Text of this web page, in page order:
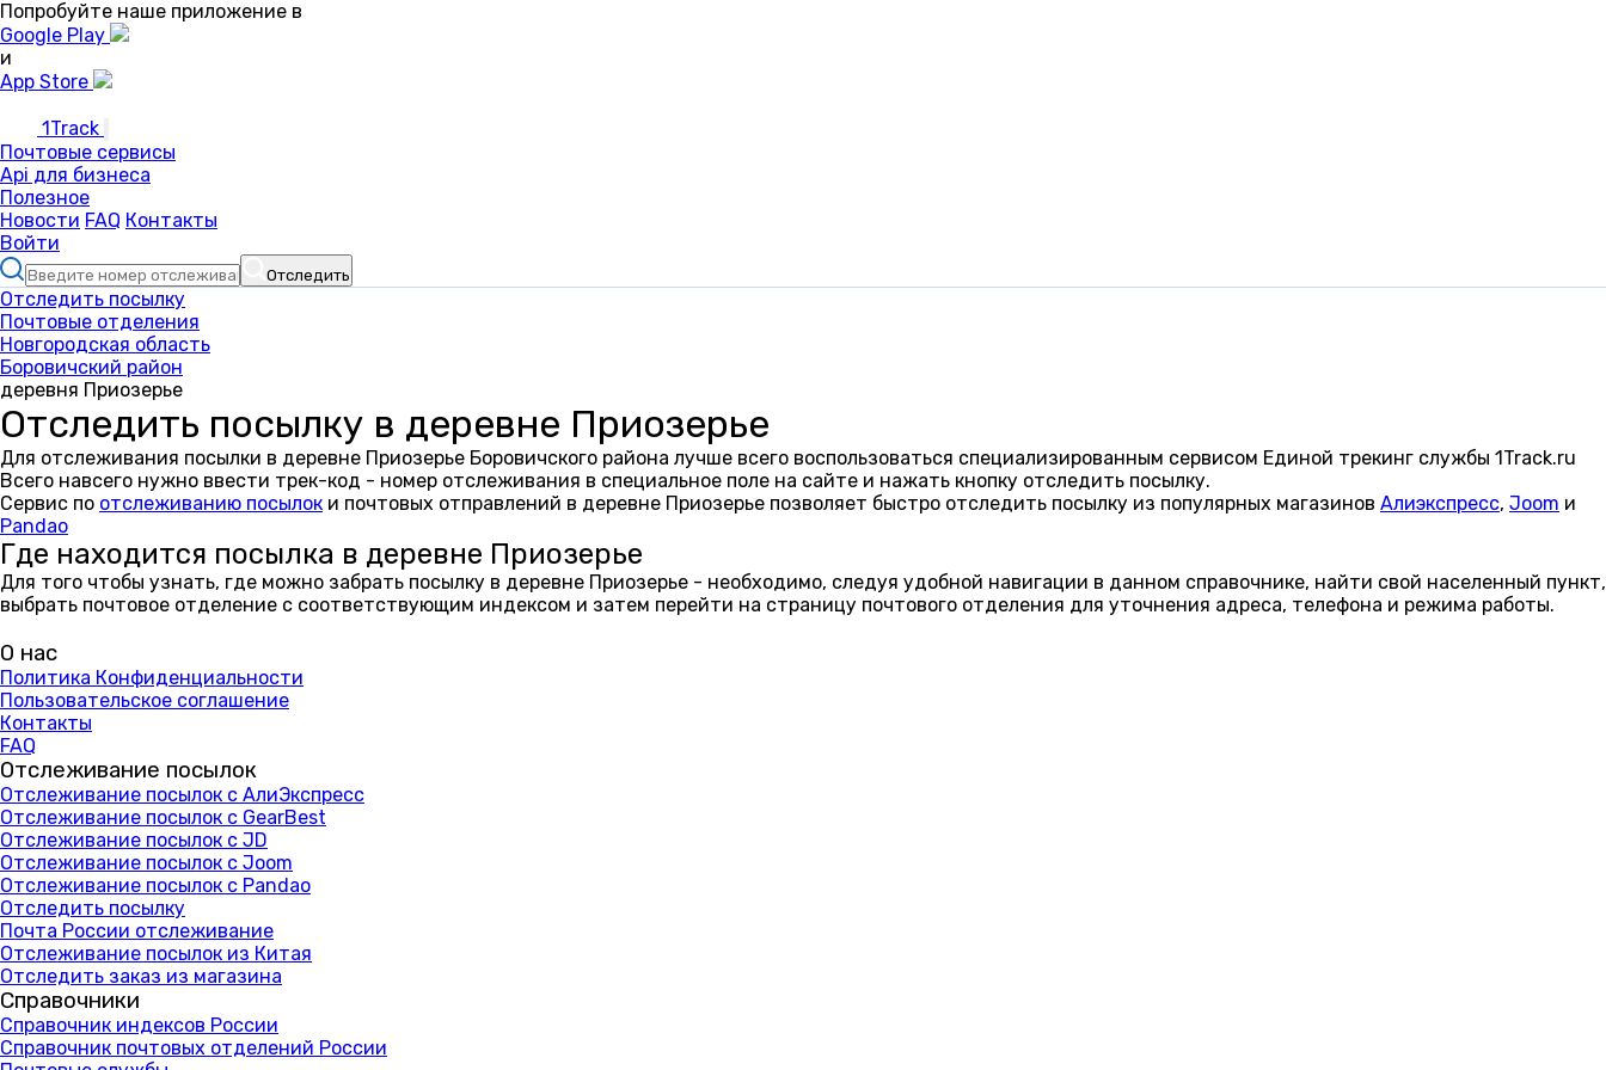
Попробуйте наше приложение в
Google Play
и
App Store
1Track
Почтовые сервисы
Api для бизнеса
Полезное
Новости FAQ Контакты
Войти
Отследить
Отследить посылку
Почтовые отделения
Новгородская область
Боровичский район
деревня Приозерье
Отследить посылку в деревне Приозерье
Для отслеживания посылки в деревне Приозерье Боровичского района лучше всего воспользоваться специализированным сервисом Единой трекинг службы 1Track.ru
Всего навсего нужно ввести трек-код - номер отслеживания в специальное поле на сайте и нажать кнопку отследить посылку.
Сервис по отслеживанию посылок и почтовых отправлений в деревне Приозерье позволяет быстро отследить посылку из популярных магазинов Алиэкспресс, Joom и
Pandao
Где находится посылка в деревне Приозерье
Для того чтобы узнать, где можно забрать посылку в деревне Приозерье - необходимо, следуя удобной навигации в данном справочнике, найти свой населенный пункт,
выбрать почтовое отделение с соответствующим индексом и затем перейти на страницу почтового отделения для уточнения адреса, телефона и режима работы.
О нас
Политика Конфиденциальности
Пользовательское соглашение
Контакты
FAQ
Отслеживание посылок
Отслеживание посылок с АлиЭкспресс
Отслеживание посылок с GearBest
Отслеживание посылок с JD
Отслеживание посылок с Joom
Отслеживание посылок с Pandao
Отследить посылку
Почта России отслеживание
Отслеживание посылок из Китая
Отследить заказ из магазина
Справочники
Справочник индексов России
Справочник почтовых отделений России